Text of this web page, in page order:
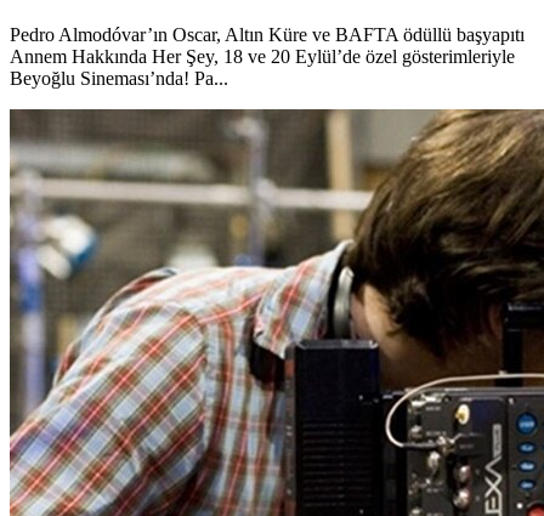
Pedro Almodóvar’ın Oscar, Altın Küre ve BAFTA ödüllü başyapıtı
Annem Hakkında Her Şey, 18 ve 20 Eylül’de özel gösterimleriyle
Beyoğlu Sineması’nda! Pa...